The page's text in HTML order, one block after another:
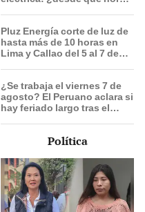
Pluz Energía corte de luz de
hasta más de 10 horas en
Lima y Callao del 5 al 7 de
¿Se trabaja el viernes 7 de
agosto? El Peruano aclara si
hay feriado largo tras el
Política